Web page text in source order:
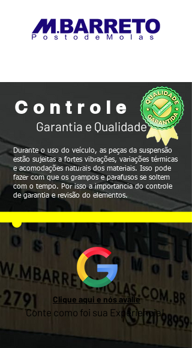
Garantia e Qualidade
Controle
Durante o uso do veículo, as peças da suspensão
estão sujeitas a fortes vibrações, variações térmicas
e acomodações naturais dos materiais. Isso pode
fazer com que os grampos e parafusos se soltem
com o tempo. Por isso a importancia do controle
de garantia e revisão do elementos.
Clique aqui e nós avalie
Conte como foi sua Experiencia!